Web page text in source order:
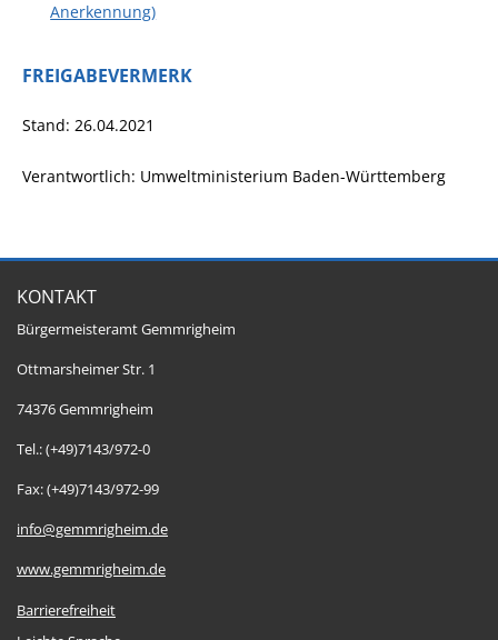
Anerkennung)
FREIGABEVERMERK
Stand: 26.04.2021
Verantwortlich: Umweltministerium Baden-Württemberg
KONTAKT
Bürgermeisteramt Gemmrigheim
Ottmarsheimer Str. 1
74376 Gemmrigheim
Tel.: (+49)7143/972-0
Fax: (+49)7143/972-99
info@gemmrigheim.de
www.gemmrigheim.de
Barrierefreiheit